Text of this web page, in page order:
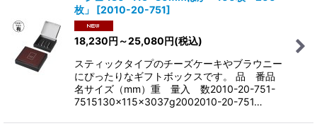
枚」
[2010-20-751]
18,230円 ～25,080円(税込)
スティックタイプのチーズケーキやブラウニー
にぴったりなギフトボックスです。 品 番品
名サイズ（mm）重 量入 数2010-20-751-
7515130×115×3037g2002010-20-751…